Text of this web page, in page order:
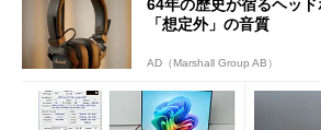
64年の歴史が宿るヘッ
「想定外」の音質
AD（Marshall Group AB）